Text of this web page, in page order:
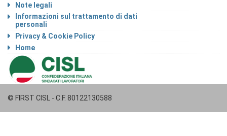
Note legali
Informazioni sul trattamento di dati
personali
Privacy & Cookie Policy
Home
© FIRST CISL - C.F. 80122130588